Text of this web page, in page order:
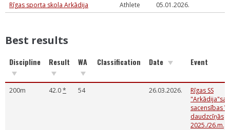
Rīgas sporta skola Arkādija Athlete 05.01.2026.
Best results
Discipline Result WA Classification Date Event
200m 42.0* 54 26.03.2026.
Rīgas SS
sacensības
daudzcīņās
2025./